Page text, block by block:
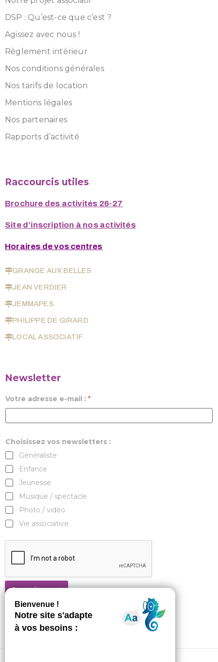
DSP : Qu’est-ce que c’est ?
Agissez avec nous !
Règlement intérieur
Nos conditions générales
Nos tarifs de location
Mentions légales
Nos partenaires
Rapports d’activité
Raccourcis utiles
Brochure des activités 26-27
Site d’inscription à nos activités
Horaires de vos centres
GRANGE AUX BELLES
JEAN VERDIER
JEMMAPES
PHILIPPE DE GIRARD
LOCAL ASSOCIATIF
Newsletter
Votre adresse e-mail : *
Choisissez vos newsletters :
Généraliste
Enfance
Jeunesse
Musique / spectacle
Photo / vidéo
Vie associative
Je m'abonne !